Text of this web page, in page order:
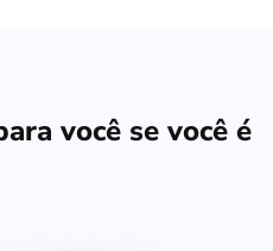
você se você é